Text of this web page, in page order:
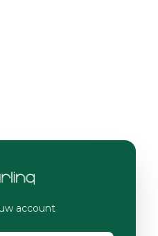
account